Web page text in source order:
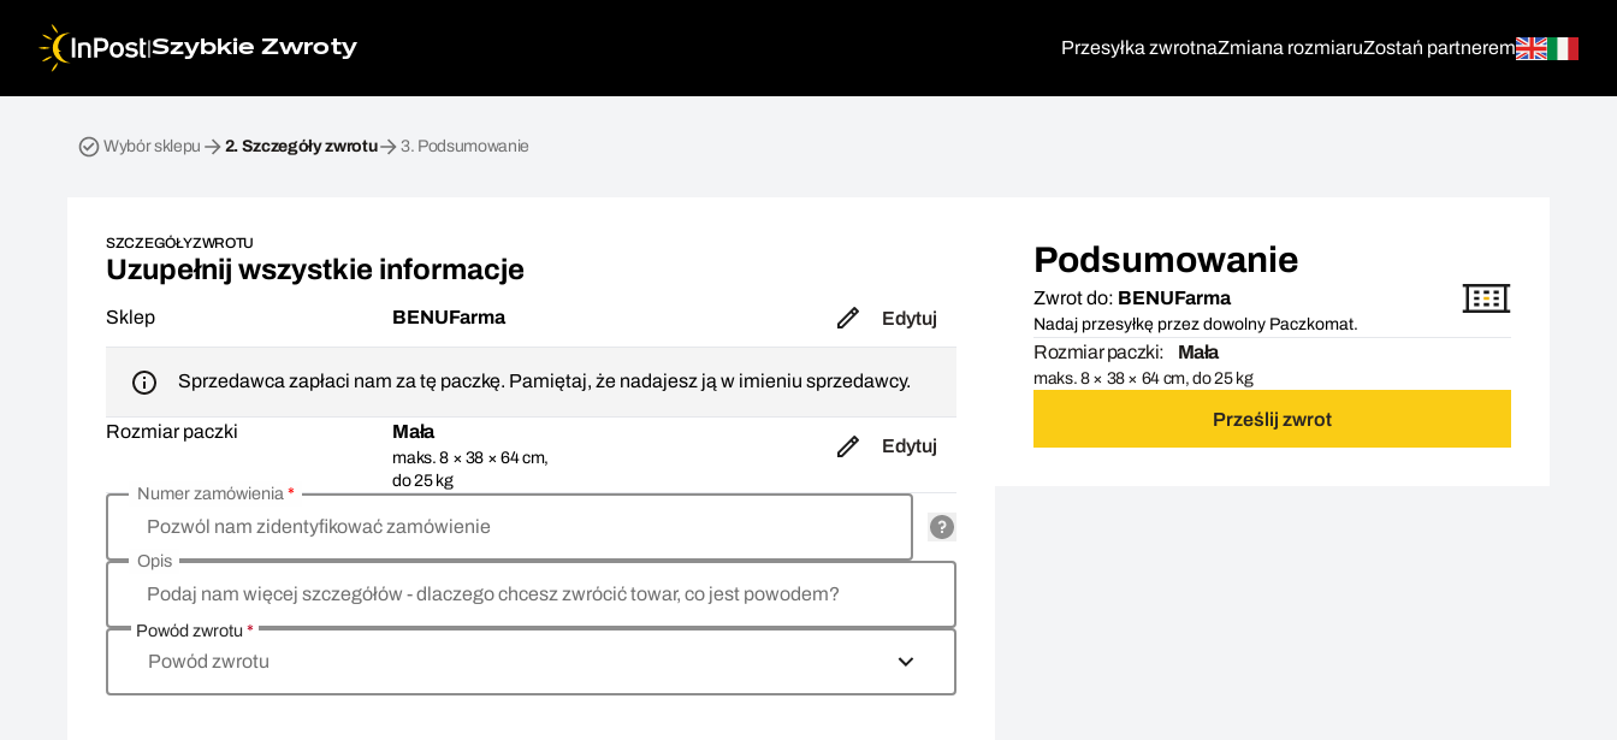
|Szybkie Zwroty Przesyłka zwrotnaZmiana rozmiaruZostań partnerem
Wybór sklepu 2. Szczegóły zwrotu 3. Podsumowanie
SZCZEGÓŁY ZWROTU
Uzupełnij wszystkie informacje
Sklep BENUFarma Edytuj
Sprzedawca zapłaci nam za tę paczkę. Pamiętaj, że nadajesz ją w imieniu sprzedawcy.
Rozmiar paczki Mała
maks. 8 × 38 × 64 cm,
do 25 kg
Edytuj
Pozwól nam zidentyfikować zamówienie
Numer zamówienia*
Podaj nam więcej szczegółów - dlaczego chcesz zwrócić towar, co jest powodem?
Opis
Powód zwrotu*
Powód zwrotu
Podsumowanie
Zwrot do: BENUFarma
Nadaj przesyłkę przez dowolny Paczkomat.
Rozmiar paczki: Mała
maks. 8 × 38 × 64 cm, do 25 kg
Prześlij zwrot